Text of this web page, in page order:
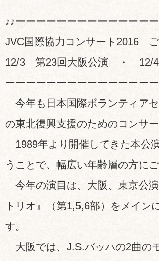
♪♪ーーーーーーーーーーーーー
JVC国際協力コンサート2016
12/3 第23回大阪公演 ・ 12/
ーーーーーーーーーーーーーー
今年も日本国際ボランティア
の東北復興支援のためのコンサ
1989年より開催してきた本公
うことで、幅広い年齢層の方に
今年の演目は、大阪、東京公
トリオ』（第1,5,6部）をメイン
す。
大阪では、J.S.バッハの2曲の